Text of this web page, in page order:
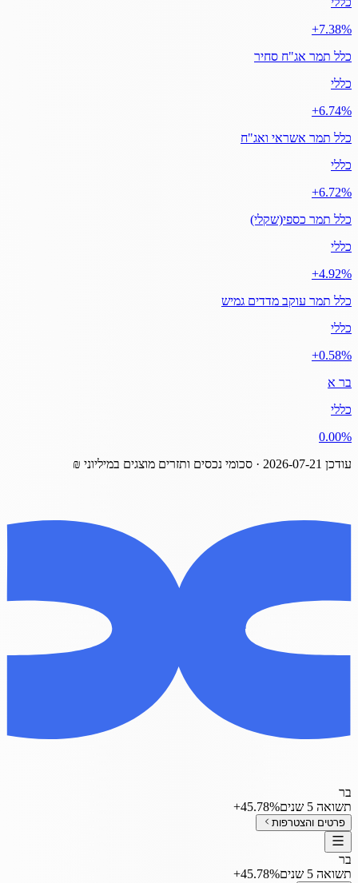
‎+7.38%
כלל תמר אג"ח סחיר
כללי
‎+6.74%
כלל תמר אשראי ואג"ח
כללי
‎+6.72%
כלל תמר כספי(שקלי)
כללי
‎+4.92%
כלל תמר עוקב מדדים גמיש
כללי
‎+0.58%
בר א
כללי
‎0.00%
עודכן 2026-07-21 · סכומי נכסים ותזרים מוצגים במיליוני ₪
בר
תשואה 5 שנים
‎+45.78%
פרטים והצטרפות
בר
תשואה 5 שנים
‎+45.78%